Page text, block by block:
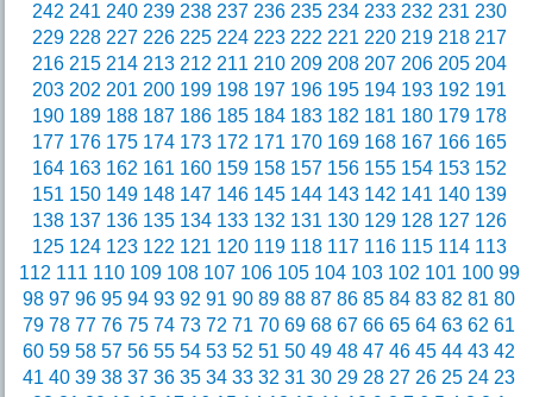
242 241 240 239 238 237 236 235 234 233 232 231 230
229 228 227 226 225 224 223 222 221 220 219 218 217
216 215 214 213 212 211 210 209 208 207 206 205 204
203 202 201 200 199 198 197 196 195 194 193 192 191
190 189 188 187 186 185 184 183 182 181 180 179 178
177 176 175 174 173 172 171 170 169 168 167 166 165
164 163 162 161 160 159 158 157 156 155 154 153 152
151 150 149 148 147 146 145 144 143 142 141 140 139
138 137 136 135 134 133 132 131 130 129 128 127 126
125 124 123 122 121 120 119 118 117 116 115 114 113
112 111 110 109 108 107 106 105 104 103 102 101 100 99
98 97 96 95 94 93 92 91 90 89 88 87 86 85 84 83 82 81 80
79 78 77 76 75 74 73 72 71 70 69 68 67 66 65 64 63 62 61
60 59 58 57 56 55 54 53 52 51 50 49 48 47 46 45 44 43 42
41 40 39 38 37 36 35 34 33 32 31 30 29 28 27 26 25 24 23